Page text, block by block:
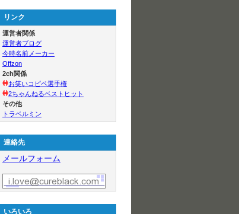
リンク
運営者関係
運営者ブログ
今時名前メーカー
Offzon
2ch関係
お笑いコピペ選手権
2ちゃんねるベストヒット
その他
トラベルミン
連絡先
メールフォーム
いろいろ